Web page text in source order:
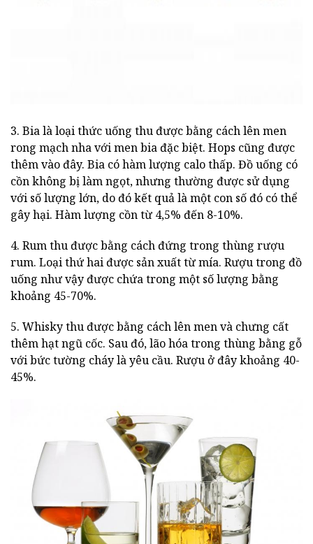
3. Bia là loại thức uống thu được bằng cách lên men
rong mạch nha với men bia đặc biệt. Hops cũng được
thêm vào đây. Bia có hàm lượng calo thấp. Đồ uống có
cồn không bị làm ngọt, nhưng thường được sử dụng
với số lượng lớn, do đó kết quả là một con số đó có thể
gây hại. Hàm lượng cồn từ 4,5% đến 8-10%.
4. Rum thu được bằng cách đứng trong thùng rượu
rum. Loại thứ hai được sản xuất từ mía. Rượu trong đồ
uống như vậy được chứa trong một số lượng bằng
khoảng 45-70%.
5. Whisky thu được bằng cách lên men và chưng cất
thêm hạt ngũ cốc. Sau đó, lão hóa trong thùng bằng gỗ
với bức tường cháy là yêu cầu. Rượu ở đây khoảng 40-
45%.